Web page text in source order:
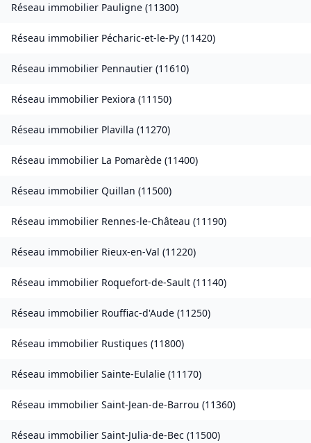
Réseau immobilier Pauligne (11300)
Réseau immobilier Pécharic-et-le-Py (11420)
Réseau immobilier Pennautier (11610)
Réseau immobilier Pexiora (11150)
Réseau immobilier Plavilla (11270)
Réseau immobilier La Pomarède (11400)
Réseau immobilier Quillan (11500)
Réseau immobilier Rennes-le-Château (11190)
Réseau immobilier Rieux-en-Val (11220)
Réseau immobilier Roquefort-de-Sault (11140)
Réseau immobilier Rouffiac-d'Aude (11250)
Réseau immobilier Rustiques (11800)
Réseau immobilier Sainte-Eulalie (11170)
Réseau immobilier Saint-Jean-de-Barrou (11360)
Réseau immobilier Saint-Julia-de-Bec (11500)